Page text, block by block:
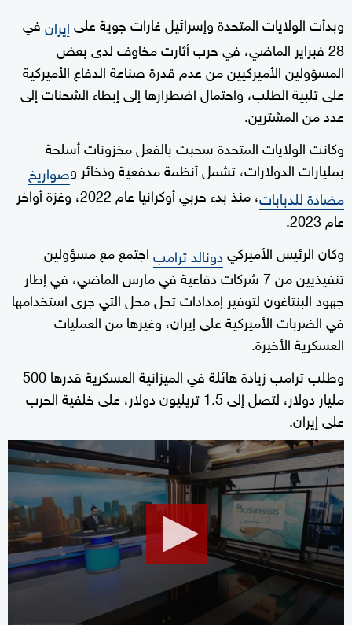
وبدأت الولايات المتحدة وإسرائيل غارات جوية علىإيرانفي
‌28 فبراير الماضي، في حرب أثارت ‌مخاوف لدى بعض
⁠المسؤولين الأميركيين من عدم قدرة صناعة الدفاع الأميركية
على تلبية الطلب، واحتمال اضطرارها إلى إبطاء الشحنات إلى
عدد من المشترين.
وكانت الولايات المتحدة سحبت بالفعل مخزونات ⁠أسلحة
بمليارات الدولارات، تشمل ‌أنظمة مدفعية وذخائر وصواريخ
مضادة للدبابات
، منذ بدء حربي أوكرانيا ⁠عام 2022، وغزة أواخر
عام ⁠2023.
وكان الرئيس الأميركيدونالد ترامباجتمع مع مسؤولين
تنفيذيين من 7 شركات دفاعية في مارس الماضي، في إطار
جهود البنتاغون لتوفير إمدادات تحل محل التي جرى استخدامها
في الضربات الأميركية على إيران، وغيرها من العمليات
العسكرية ‌الأخيرة.
وطلب ترامب زيادة هائلة في الميزانية العسكرية قدرها 500
مليار دولار، لتصل إلى 1.5 تريليون دولار، على خلفية الحرب
على إيران.
0
seconds
27
minutes,
0